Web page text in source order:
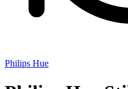
Philips Hue